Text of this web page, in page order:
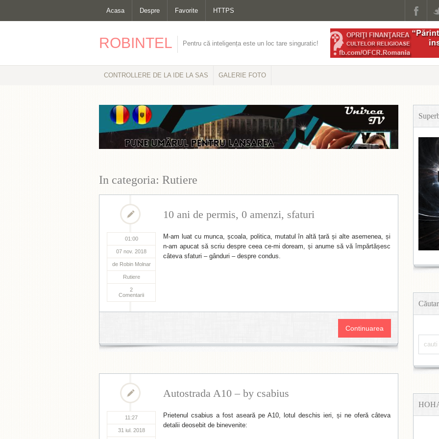
Acasa Despre Favorite HTTPS
ROBINTEL Pentru că inteligența este un loc tare singuratic!
CONTROLLERE DE LA IDE LA SAS GALERIE FOTO
In categoria: Rutiere
01:00
07 nov. 2018
de Robin Molnar
Rutiere
2
Comentarii
10 ani de permis, 0 amenzi, sfaturi
M-am luat cu munca, școala, politica, mutatul în altă țară și alte asemenea, și
n-am apucat să scriu despre ceea ce-mi doream, și anume să vă împărtășesc
câteva sfaturi – gânduri – despre condus.
Continuarea
11:27
31 iul. 2018
Autostrada A10 – by csabius
Prietenul csabius a fost aseară pe A10, lotul deschis ieri, și ne oferă câteva
detalii deosebit de binevenite: